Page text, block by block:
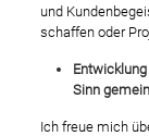
und
schaffen oder
Sinn
Ich freue mich